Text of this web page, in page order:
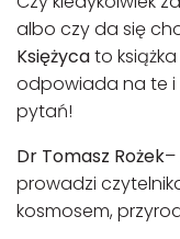
albo czy da się
Księżycato
odpowiada na te i
pytań!
Dr Tomasz Rożek
prowadzi
kosmosem,